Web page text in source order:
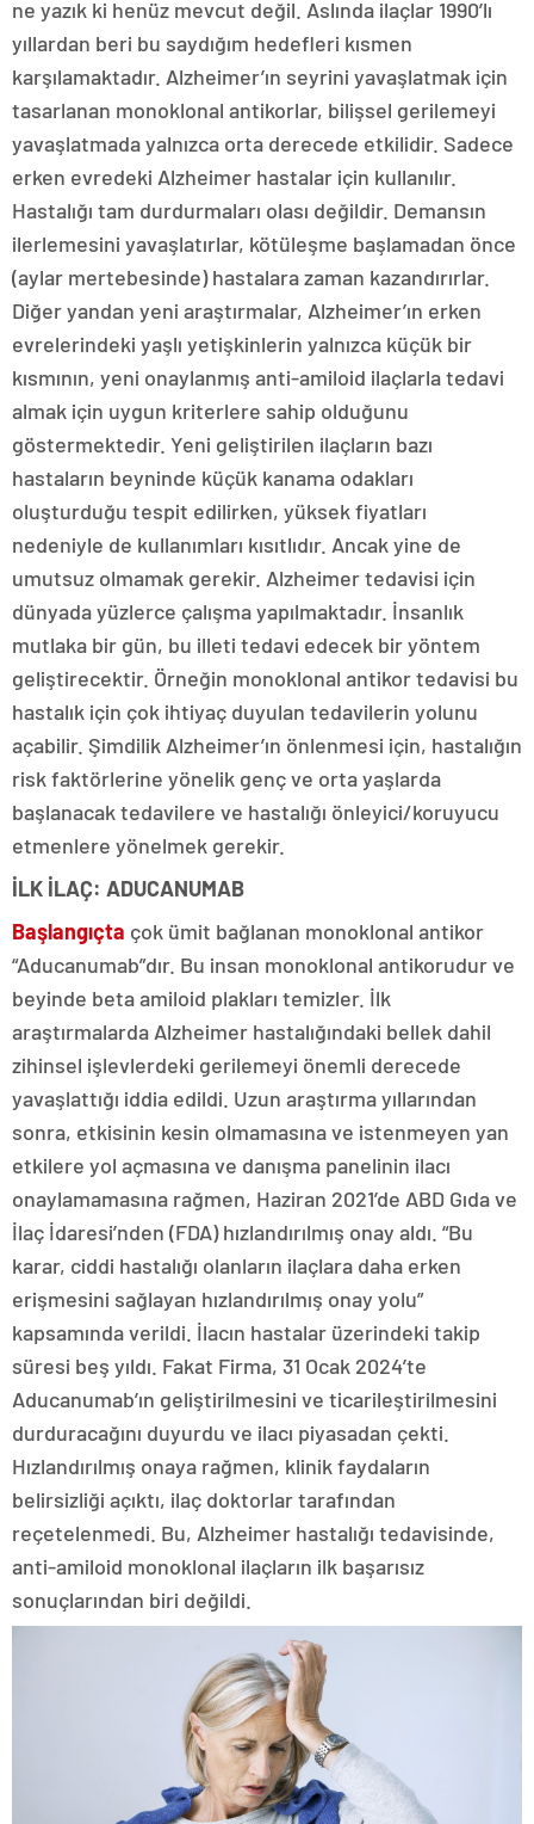
ne yazık ki henüz mevcut değil. Aslında ilaçlar 1990’lı
yıllardan beri bu saydığım hedefleri kısmen
karşılamaktadır. Alzheimer’ın seyrini yavaşlatmak için
tasarlanan monoklonal antikorlar, bilişsel gerilemeyi
yavaşlatmada yalnızca orta derecede etkilidir. Sadece
erken evredeki Alzheimer hastalar için kullanılır.
Hastalığı tam durdurmaları olası değildir. Demansın
ilerlemesini yavaşlatırlar, kötüleşme başlamadan önce
(aylar mertebesinde) hastalara zaman kazandırırlar.
Diğer yandan yeni araştırmalar, Alzheimer’ın erken
evrelerindeki yaşlı yetişkinlerin yalnızca küçük bir
kısmının, yeni onaylanmış anti-amiloid ilaçlarla tedavi
almak için uygun kriterlere sahip olduğunu
göstermektedir. Yeni geliştirilen ilaçların bazı
hastaların beyninde küçük kanama odakları
oluşturduğu tespit edilirken, yüksek fiyatları
nedeniyle de kullanımları kısıtlıdır. Ancak yine de
umutsuz olmamak gerekir. Alzheimer tedavisi için
dünyada yüzlerce çalışma yapılmaktadır. İnsanlık
mutlaka bir gün, bu illeti tedavi edecek bir yöntem
geliştirecektir. Örneğin monoklonal antikor tedavisi bu
hastalık için çok ihtiyaç duyulan tedavilerin yolunu
açabilir. Şimdilik Alzheimer’ın önlenmesi için, hastalığın
risk faktörlerine yönelik genç ve orta yaşlarda
başlanacak tedavilere ve hastalığı önleyici/koruyucu
etmenlere yönelmek gerekir.
İLK İLAÇ: ADUCANUMAB
Başlangıçta çok ümit bağlanan monoklonal antikor
“Aducanumab”dır. Bu insan monoklonal antikorudur ve
beyinde beta amiloid plakları temizler. İlk
araştırmalarda Alzheimer hastalığındaki bellek dahil
zihinsel işlevlerdeki gerilemeyi önemli derecede
yavaşlattığı iddia edildi. Uzun araştırma yıllarından
sonra, etkisinin kesin olmamasına ve istenmeyen yan
etkilere yol açmasına ve danışma panelinin ilacı
onaylamamasına rağmen, Haziran 2021’de ABD Gıda ve
İlaç İdaresi’nden (FDA) hızlandırılmış onay aldı. “Bu
karar, ciddi hastalığı olanların ilaçlara daha erken
erişmesini sağlayan hızlandırılmış onay yolu”
kapsamında verildi. İlacın hastalar üzerindeki takip
süresi beş yıldı. Fakat Firma, 31 Ocak 2024’te
Aducanumab’ın geliştirilmesini ve ticarileştirilmesini
durduracağını duyurdu ve ilacı piyasadan çekti.
Hızlandırılmış onaya rağmen, klinik faydaların
belirsizliği açıktı, ilaç doktorlar tarafından
reçetelenmedi. Bu, Alzheimer hastalığı tedavisinde,
anti-amiloid monoklonal ilaçların ilk başarısız
sonuçlarından biri değildi.